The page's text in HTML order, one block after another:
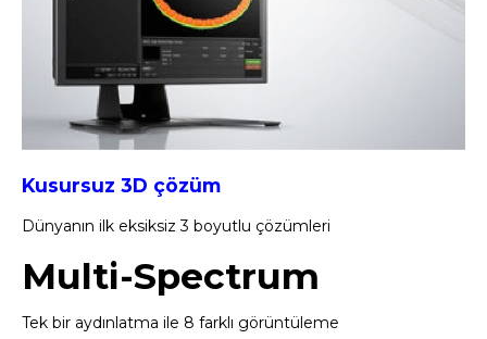
Kusursuz 3D çözüm
Dünyanın ilk eksiksiz 3 boyutlu çözümleri
Multi-Spectrum
Tek bir aydınlatma ile 8 farklı görüntüleme